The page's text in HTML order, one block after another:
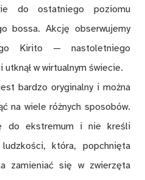
do ostatniego poziomu
bossa. Akcję obserwujemy
Kirito — nastoletniego
w wirtualnym świecie.
bardzo oryginalny i można
na wiele różnych sposobów.
do ekstremum i nie kreśli
która, popchnięta
zamieniać się w zwierzęta